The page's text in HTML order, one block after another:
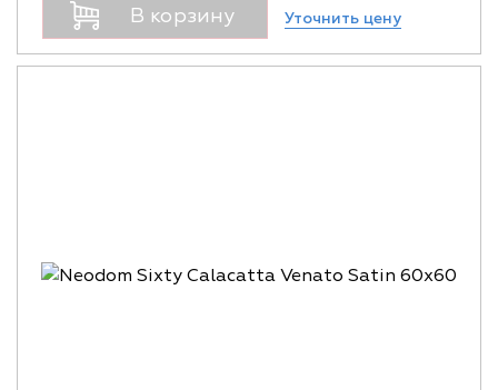
В корзину Уточнить цену